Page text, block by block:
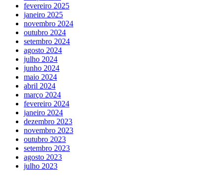
fevereiro 2025
janeiro 2025
novembro 2024
outubro 2024
setembro 2024
agosto 2024
julho 2024
junho 2024
maio 2024
abril 2024
março 2024
fevereiro 2024
janeiro 2024
dezembro 2023
novembro 2023
outubro 2023
setembro 2023
agosto 2023
julho 2023